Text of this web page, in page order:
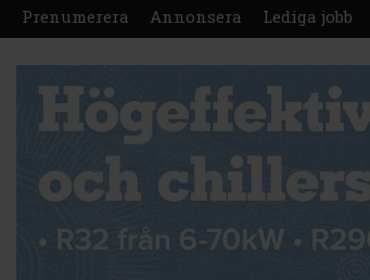
Prenumerera Annonsera Lediga jobb